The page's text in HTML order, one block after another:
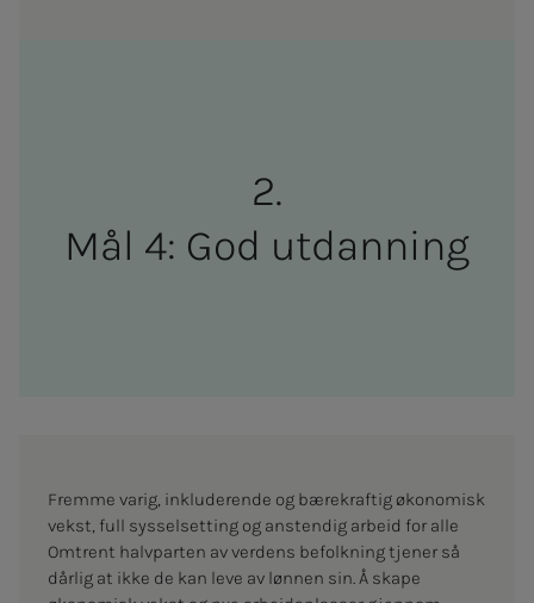
Mål 4: God ut­­­dan­n­ing
Fremme varig, inkluderende og bærekraftig økonomisk
vekst, full sysselsetting og anstendig arbeid for alle
Omtrent halvparten av verdens befolkning tjener så
dårlig at ikke de kan leve av lønnen sin. Å skape